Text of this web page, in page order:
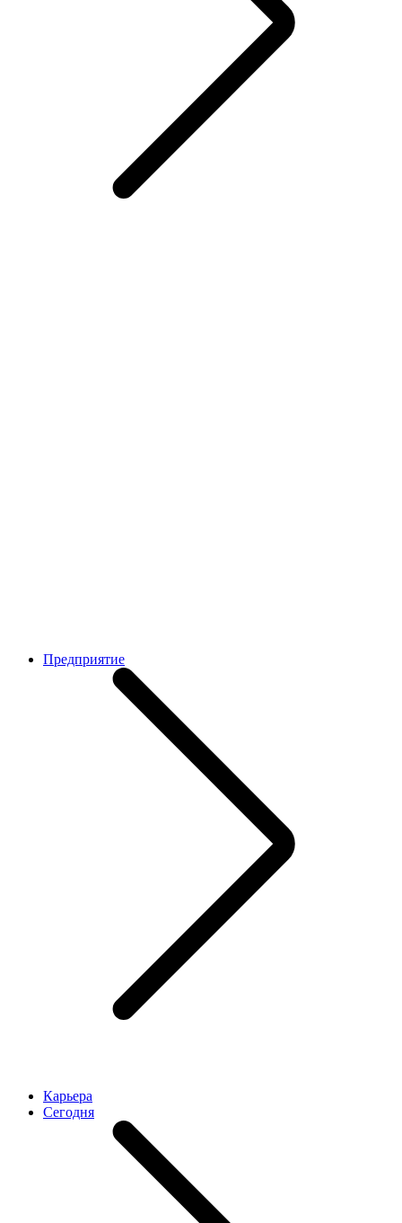
Предприятие
Карьера
Cегодня